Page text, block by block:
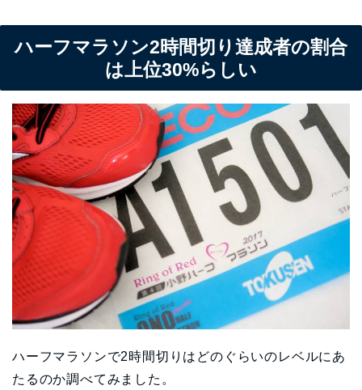
ハーフマラソン2時間切り達成者の割合
は上位30%らしい
ハーフマラソンで2時間切りはどのぐらいのレベルにあ
たるのか調べてみました。